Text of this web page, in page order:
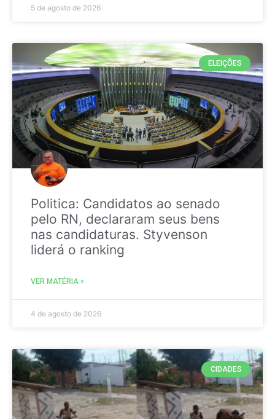
5 de agosto de 2026
ELEIÇÕES
Politica: Candidatos ao senado
pelo RN, declararam seus bens
nas candidaturas. Styvenson
liderá o ranking
VER MATÉRIA »
4 de agosto de 2026
CIDADES